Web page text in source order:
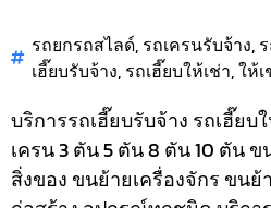
รถยกรถสไลด์, รถเครนรับจ้าง,
เฮี๊ยบรับจ้าง, รถเฮี๊ยบให้เช่า,ให้
บริการรถเฮี๊ยบรับจ้าง รถเฮี๊ยบ
เครน 3 ตัน 5 ตัน 8 ตัน 10 ตัน
สิ่งของ ขนย้ายเครื่องจักร ขน